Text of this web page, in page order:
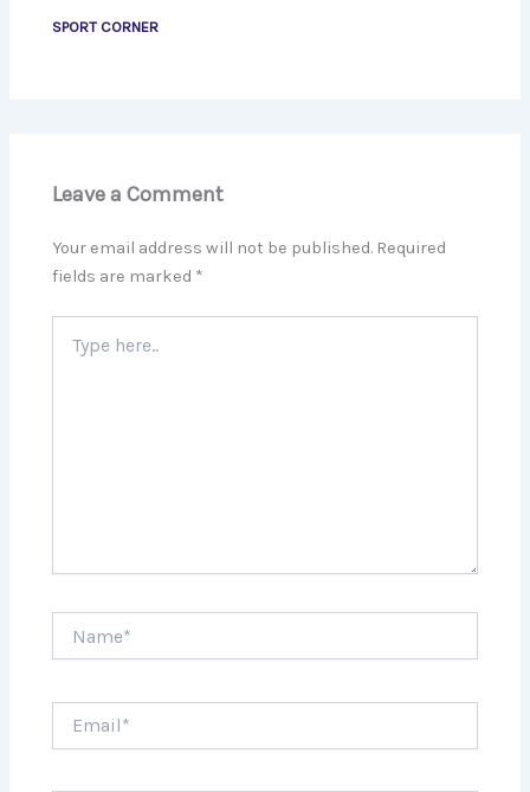
SPORT CORNER
Leave a Comment
Your email address will not be published. Required
fields are marked *
here..